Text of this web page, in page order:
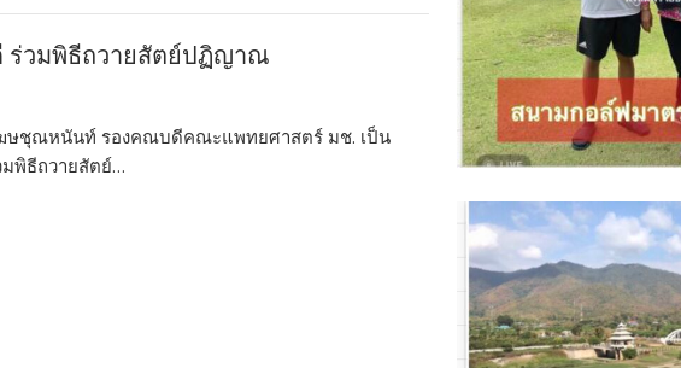
วมพิธีถวายสัตย์ปฏิญาณ
ษชุณหนันท์ รองคณบดี​คณะ​แพทยศาสต​ร์​ มช. เป็น
พิธีถวายสัตย์…